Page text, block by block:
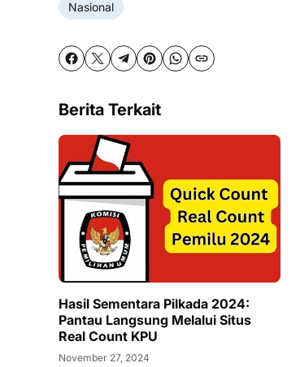
Nasional
Berita Terkait
Hasil Sementara Pilkada 2024:
Pantau Langsung Melalui Situs
Real Count KPU
November 27, 2024